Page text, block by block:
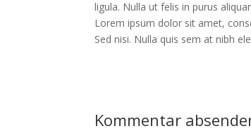
ligula. Nulla ut felis in purus
Lorem ipsum dolor sit amet,
Sed nisi. Nulla quis sem at nibh
Kommentar